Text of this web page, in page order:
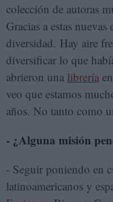
colección de autoras
Gracias a estas
diversidad. Hay aire
diversificar lo que
abrieron una librería
veo que estamos
años. No tanto como
- ¿Alguna misión
- Seguir poniendo en
latinoamericanos y